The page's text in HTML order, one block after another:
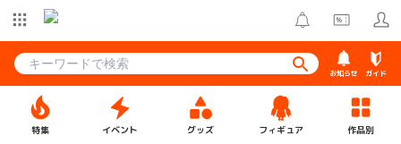
お知らせ ガイド
特集 イベント グッズ フィギュア 作品別